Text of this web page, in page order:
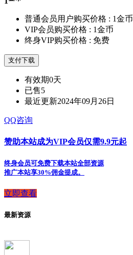
普通会员用户购买价格 : 1金币
VIP会员购买价格 : 1金币
终身VIP购买价格 : 免费
支付下载
有效期0天
已售5
最近更新2024年09月26日
QQ咨询
赞助本站成为VIP会员仅需9.9元起
终身会员可免费下载本站全部资源
推广本站享30%佣金提成。
立即查看
最新资源